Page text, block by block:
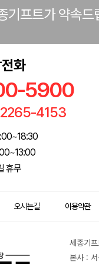
기프트가 약속드
화
5900
4153
휴무
오시는길 이용약관
세종기
본사 :